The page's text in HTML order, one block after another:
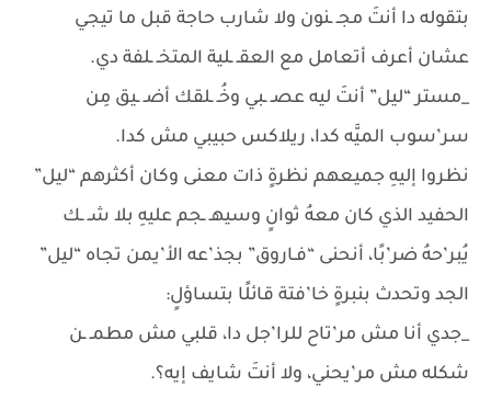
بتقوله دا أنتَ مجـ ـنون ولا شارب حاجة قبل ما تيجي
عشان أعرف أتعامل مع العقـ ـلية المتخـ ـلفة دي.
_مستر “ليل” أنتَ ليه عصـ ـبي وخُـ ـلقك أضـ ـيق مِن
سر’سوب الميَّه كدا، ريلاكس حبيبي مش كدا.
نظروا إليهِ جميعهم نظرةٍ ذات معنى وكان أكثرهم “ليل”
الحفيد الذي كان معهُ ثوانٍ وسيهـ ـجم عليهِ بلا شـ ـك
يُبر’حهُ ضر’بًا، أنحنى “فـاروق” بجذ’عه الأ’يمن تجاه “ليل”
الجد وتحدث بنبرةٍ خا’فتة قائلًا بتساؤلٍ:
_جدي أنا مش مر’تاح للرا’جل دا، قلبي مش مطمـ ـن
شكله مش مر’يحني، ولا أنتَ شايف إيه؟.